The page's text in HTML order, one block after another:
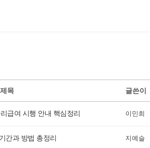
제목 글쓴이
급여 시행 안내 핵심정리 이민희
간과 방법 총정리 지예슬